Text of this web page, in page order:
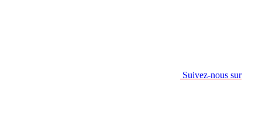
Suivez-nous sur